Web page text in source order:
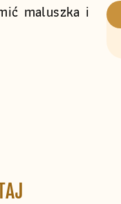
maluszka i